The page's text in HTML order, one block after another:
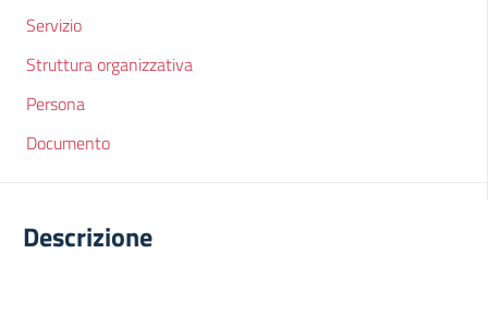
Servizio
Struttura organizzativa
Persona
Documento
Descrizione